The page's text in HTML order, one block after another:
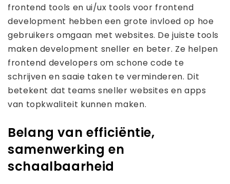
frontend tools en ui/ux tools voor frontend
development hebben een grote invloed op hoe
gebruikers omgaan met websites. De juiste tools
maken development sneller en beter. Ze helpen
frontend developers om schone code te
schrijven en saaie taken te verminderen. Dit
betekent dat teams sneller websites en apps
van topkwaliteit kunnen maken.
Belang van efficiëntie,
samenwerking en
schaalbaarheid